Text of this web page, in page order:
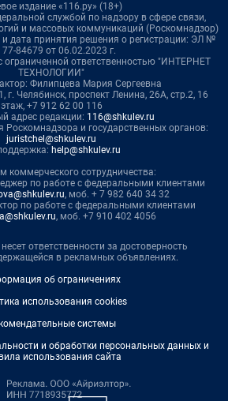
издание «116.ру» (18+)
службой по надзору в сфере связи,
и массовых коммуникаций (Роскомнадзор)
дата принятия решения о регистрации: ЭЛ №
84679 от 06.02.2023 г.
ограниченной ответственностью "ИНТЕРНЕТ
ТЕХНОЛОГИИ"
Филипцева Мария Сергеевна
г. Челябинск, проспект Ленина, 26А, стр.2, 16
этаж, +7 912 62 00 116
адрес редакции: 116@shkulev.ru
Роскомнадзора и государственных органов:
juristchel@shkulev.ru
help@shkulev.ru
коммерческого сотрудничества:
по работе с федеральными клиентами
, моб. + 7 982 640 34 32
по работе с федеральными клиентами
, моб. +7 910 402 4056
ответственности за достоверность
в рекламных объявлениях.
об ограничениях
использования cookies
системы
и обработки персональных данных и
использования сайта